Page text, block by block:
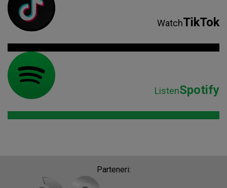
WatchTikTok
ListenSpotify
Parteneri: